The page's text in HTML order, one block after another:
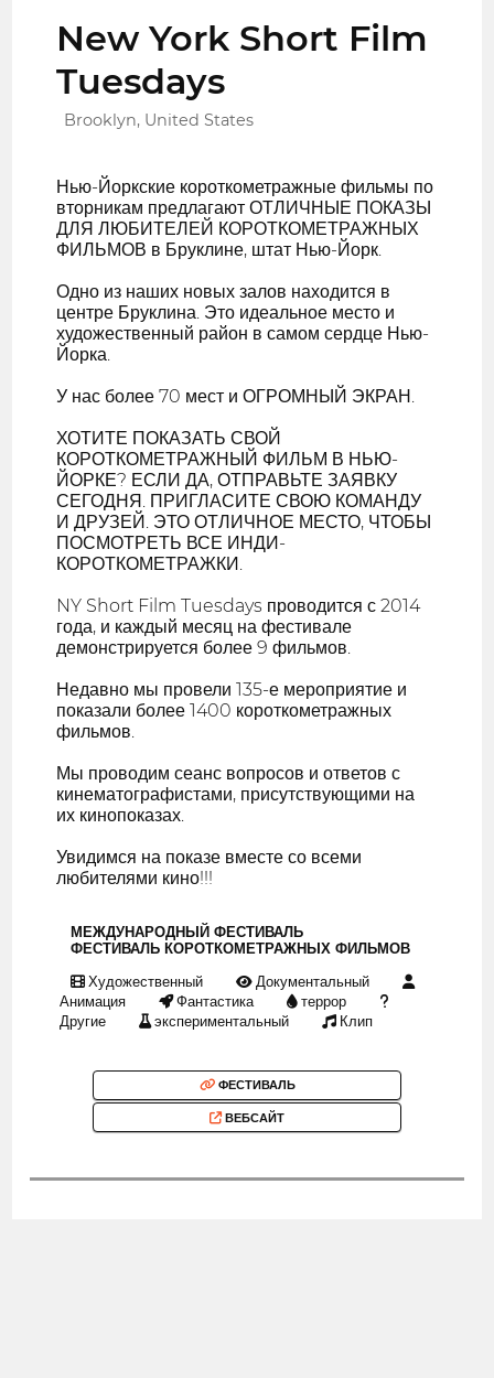
New York Short Film
Tuesdays
Brooklyn, United States
Нью-Йоркские короткометражные фильмы по
вторникам предлагают ОТЛИЧНЫЕ ПОКАЗЫ
ДЛЯ ЛЮБИТЕЛЕЙ КОРОТКОМЕТРАЖНЫХ
ФИЛЬМОВ в Бруклине, штат Нью-Йорк.
Одно из наших новых залов находится в
центре Бруклина. Это идеальное место и
художественный район в самом сердце Нью-
Йорка.
У нас более 70 мест и ОГРОМНЫЙ ЭКРАН.
ХОТИТЕ ПОКАЗАТЬ СВОЙ
КОРОТКОМЕТРАЖНЫЙ ФИЛЬМ В НЬЮ-
ЙОРКЕ? ЕСЛИ ДА, ОТПРАВЬТЕ ЗАЯВКУ
СЕГОДНЯ. ПРИГЛАСИТЕ СВОЮ КОМАНДУ
И ДРУЗЕЙ. ЭТО ОТЛИЧНОЕ МЕСТО, ЧТОБЫ
ПОСМОТРЕТЬ ВСЕ ИНДИ-
КОРОТКОМЕТРАЖКИ.
NY Short Film Tuesdays проводится с 2014
года, и каждый месяц на фестивале
демонстрируется более 9 фильмов.
Недавно мы провели 135-е мероприятие и
показали более 1400 короткометражных
фильмов.
Мы проводим сеанс вопросов и ответов с
кинематографистами, присутствующими на
их кинопоказах.
Увидимся на показе вместе со всеми
любителями кино!!!
МЕЖДУНАРОДНЫЙ ФЕСТИВАЛЬ
ФЕСТИВАЛЬ КОРОТКОМЕТРАЖНЫХ ФИЛЬМОВ
Художественный
Документальный
Анимация
Фантастика
террор
Другие
экспериментальный Клип
ФЕСТИВАЛЬ
ВЕБСАЙТ